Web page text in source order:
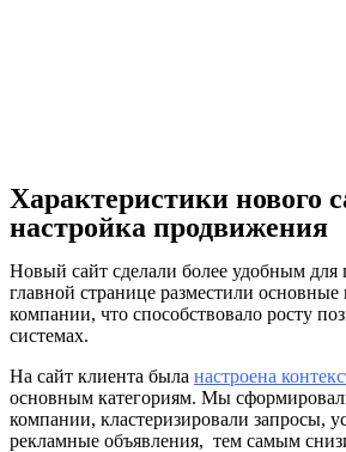
Характеристики нового
настройка продвижения
Новый сайт сделали более удобным для
главной странице разместили основные
компании, что способствовало росту
системах.
На сайт клиента была настроена
основным категориям. Мы
компании, кластеризировали запросы,
рекламные объявления, тем самым